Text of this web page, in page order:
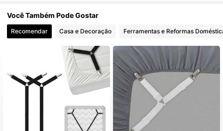
4,91 1.1K Seguidores
4,91 1.1K Seguidores
1.1K Seguidores
Você Também Pode Gostar
Recomendar Casa e Decoração Ferramentas e Reformas